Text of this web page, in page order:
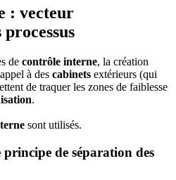
: vecteur
de contrôle interne, la création
à des cabinets extérieurs (qui
de traquer les zones de faiblesse
.
sont utilisés.
de séparation des